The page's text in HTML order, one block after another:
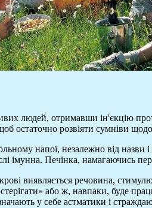
людей, отримавши ін'єкцію
остаточно розвіяти сумніви
напої, незалежно від назви
імунна. Печінка, намагаючись
виявляється речовина,
або ж, навпаки, буде
у себе астматики і